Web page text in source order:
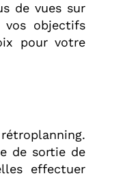
de vues sur
objectifs
pour votre
de sortie de
effectuer